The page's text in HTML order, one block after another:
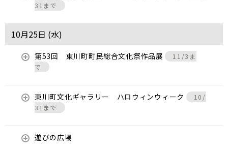
31まで
10月25日 (水)
第53回 東川町町民総合文化祭作品展
11/3ま
で
東川町文化ギャラリー ハロウィンウィーク
10/
31まで
遊びの広場